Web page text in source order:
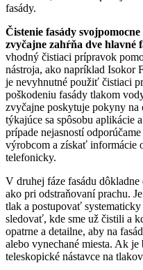
fasády.
Čistenie fasády
zvyčajne zahŕňa dve hlavné
vhodný čistiaci prípravok
nástroja, ako napríklad Isokor
je nevyhnutné použiť čistiaci
poškodeniu fasády tlakom
zvyčajne poskytuje pokyny na
týkajúce sa spôsobu aplikácie
prípade nejasností
výrobcom a získať informácie
telefonicky.
V druhej fáze fasádu
ako pri odstraňovaní prachu.
tlak a postupovať
sledovať, kde sme už čistili a
opatrne a detailne, aby na
alebo vynechané miesta. Ak
teleskopické nástavce na